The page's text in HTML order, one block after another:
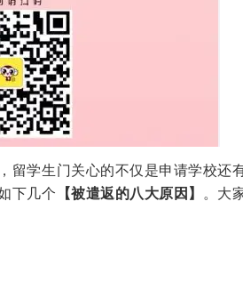
留学生门关心的不仅是申请学校还
下几个 【被遣返的八大原因】
。大